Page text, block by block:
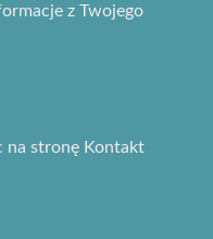
z Twojego
na stronę Kontakt